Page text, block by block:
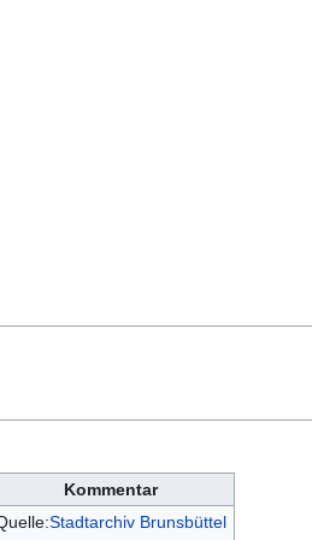
Kommentar
Stadtarchiv Brunsbüttel